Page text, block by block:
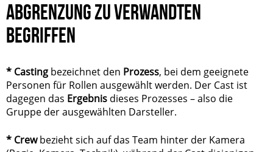
ABGRENZUNG ZU VERWANDTEN
BEGRIFFEN
* Casting bezeichnet den Prozess, bei dem geeignete
Personen für Rollen ausgewählt werden. Der Cast ist
dagegen das Ergebnis dieses Prozesses – also die
Gruppe der ausgewählten Darsteller.
* Crewbezieht sich auf das Team hinter der Kamera